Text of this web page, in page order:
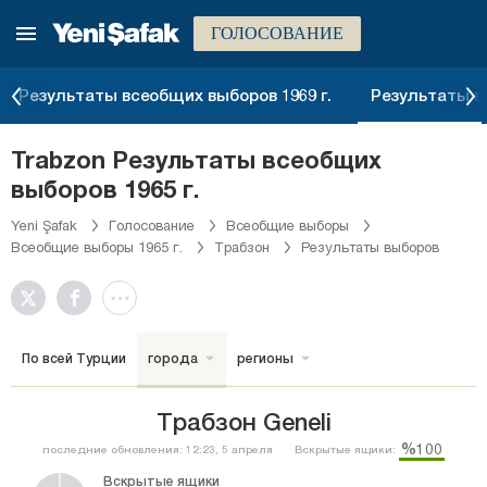
ГОЛОСОВАНИЕ
Результаты всеобщих выборов 1969 г. Результаты
Trabzon Результаты всеобщих
выборов 1965 г.
Yeni Şafak Голосование
Всеобщие выборы
Всеобщие выборы 1965 г.
Трабзон Результаты выборов
По всей Турции города регионы
Трабзон Geneli
последние обновления: 12:23, 5 апреля Вскрытые ящики: %100
Вскрытые ящики